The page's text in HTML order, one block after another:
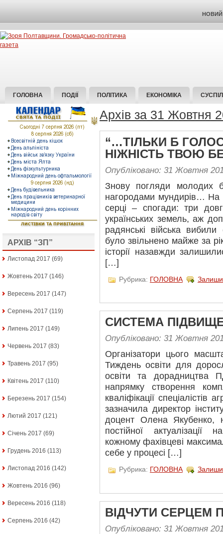
НОВИЙ
ГОЛОВНА ПОДІЇ ПОЛІТИКА ЕКОНОМІКА
АРХІВ “ЗП”
Листопад 2017 (69)
Жовтень 2017 (146)
Вересень 2017 (147)
Серпень 2017 (119)
Липень 2017 (149)
Червень 2017 (83)
Травень 2017 (95)
Квітень 2017 (110)
Березень 2017 (154)
Лютий 2017 (121)
Січень 2017 (69)
Грудень 2016 (113)
Листопад 2016 (142)
Жовтень 2016 (96)
Вересень 2016 (118)
Серпень 2016 (42)
Архів за 31 Жовтня
“…ТІЛЬКИ Б ГОЛОС
НІЖНІСТЬ ТВОЮ
Опубліковано: 31 Жовтня
Знову погляди молодих
нагородами мундирів… На
серці – спогади: три
українських земель, аж
радянські війська
було звільнено майже за
історії назавжди
[…]
Рубрика: ГОЛОВНА
СИСТЕМА
Опубліковано: 31 Жовтня
Організатори цього
Тиждень освіти для
освіти та дорадництва
напрямку створення
кваліфікації спеціалістів
зазначила директор
доцент Олена Якубенко,
постійної актуалізації
кожному фахівцеві
себе у процесі […]
Рубрика: ГОЛОВНА
ВІДЧУТИ СЕРЦЕМ
Опубліковано: 31 Жовтня